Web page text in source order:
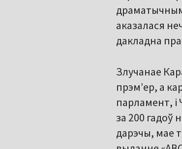
аказалася
дакладна
Злучанае
прэм’ер, а
парламент, і
за 200 гадоў
дарэчы, мае